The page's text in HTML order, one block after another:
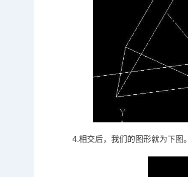
4.相交后，我们的图形就为下图。